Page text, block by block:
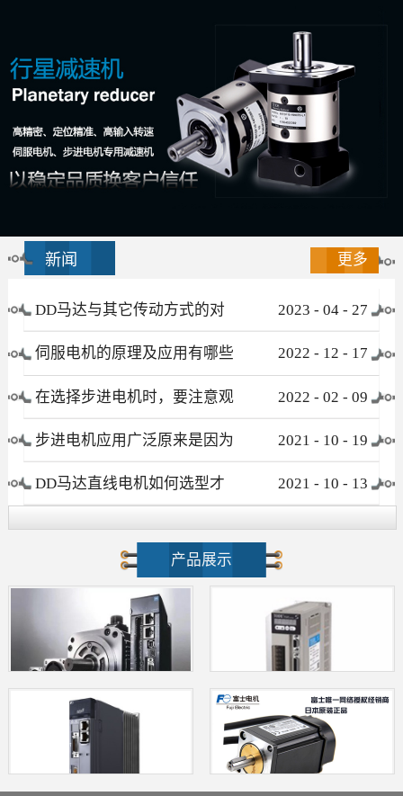
新闻 更多
DD马达与其它传动方式的对
比
2023 - 04 - 27
伺服电机的原理及应用有哪些 2022 - 12 - 17
在选择步进电机时，要注意观
察这些要素
2022 - 02 - 09
步进电机应用广泛原来是因为
这个优点！
2021 - 10 - 19
DD马达直线电机如何选型才
不会被忽悠?
2021 - 10 - 13
产品展示